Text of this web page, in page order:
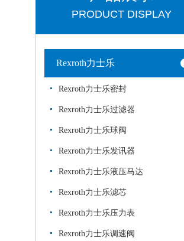
PRODUCT DISPLAY
Rexroth力士乐
Rexroth力士乐密封
Rexroth力士乐过滤器
Rexroth力士乐球阀
Rexroth力士乐发讯器
Rexroth力士乐液压马达
Rexroth力士乐滤芯
Rexroth力士乐压力表
Rexroth力士乐调速阀